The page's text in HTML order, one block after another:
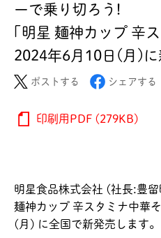
ーで乗り切ろう!
｢明星 麺神カップ 辛
2024年6月10日(月)に
ポストする シェアする
印刷用PDF (279KB)
明星食品株式会社 (社長:豊
麺神カップ 辛スタミナ中華
(月) に全国で新発売します。